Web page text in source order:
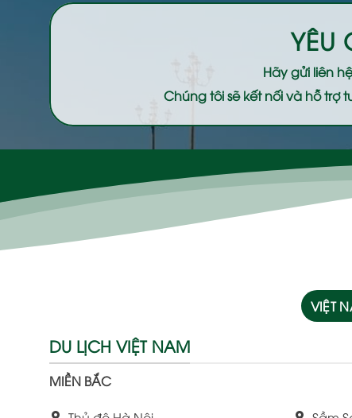
YÊU
Hãy gửi liên
Chúng tôi sẽ kết nối và hỗ
VIỆT
DU LỊCH VIỆT NAM
MIỀN BẮC